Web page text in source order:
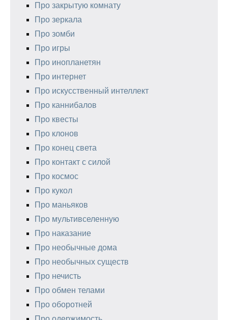
Про закрытую комнату
Про зеркала
Про зомби
Про игры
Про инопланетян
Про интернет
Про искусственный интеллект
Про каннибалов
Про квесты
Про клонов
Про конец света
Про контакт с силой
Про космос
Про кукол
Про маньяков
Про мультивселенную
Про наказание
Про необычные дома
Про необычных существ
Про нечисть
Про обмен телами
Про оборотней